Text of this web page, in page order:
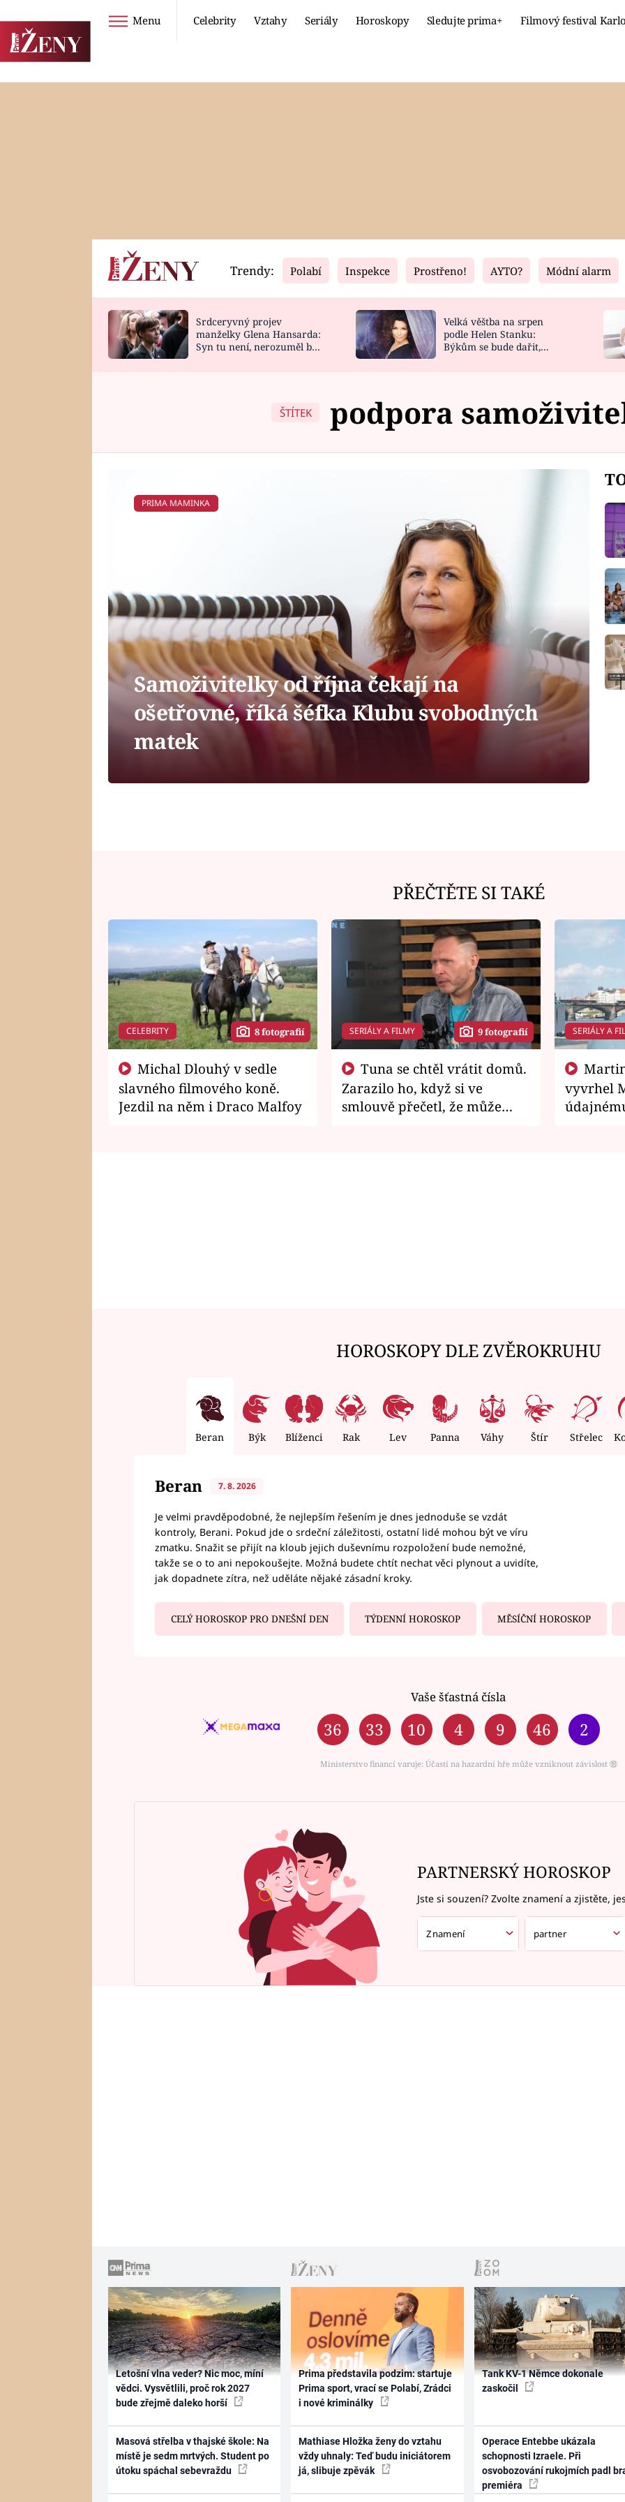
Menu Celebrity Vztahy Seriály Horoskopy Sledujte prima+ Filmový festival
Horoskopy
HOROSKOP NA
Video
CELEBRITY
VAŘENÍ
Fresh
NOVINKY
VIDEORECEPTY
Living
DESIGN
Trendy: Polabí Inspekce Prostřeno! AYTO? Módní alarm
Srdceryvný projev
manželky Glena Hansarda:
Syn tu není, nerozuměl by
Velká věštba na srpen
podle Helen Stanku:
Býkům se bude dařit,
ŠTÍTEK podpora
PRIMA MAMINKA
Samoživitelky od října čekají na
ošetřovné, říká šéfka Klubu svobodných
matek
PŘEČTĚTE SI TAKÉ
CELEBRITY 8 fotografií
slavného filmového koně.
Jezdil na něm i Draco Malfoy
SERIÁLY A FILMY 9 fotografií
Zarazilo ho, když si ve
smlouvě přečetl, že může
SERIÁLY A
vyvrhel
HOROSKOPY DLE ZVĚROKRUHU
Beran Býk Blíženci Rak Lev Panna Váhy Štír Střelec
Beran 7. 8. 2026
Je velmi pravděpodobné, že nejlepším řešením je dnes jednoduše se vzdát
kontroly, Berani. Pokud jde o srdeční záležitosti, ostatní lidé mohou být ve víru
zmatku. Snažit se přijít na kloub jejich duševnímu rozpoložení bude nemožné,
takže se o to ani nepokoušejte. Možná budete chtít nechat věci plynout a uvidíte,
jak dopadnete zítra, než uděláte nějaké zásadní kroky.
CELÝ HOROSKOP PRO DNEŠNÍ DEN TÝDENNÍ HOROSKOP MĚSÍČNÍ HOROSKOP
Vaše šťastná čísla
36 33 10 4 9 46 2
Ministerstvo financí varuje: Účastí na hazardní hře může vzniknout závislost ⑱
PARTNERSKÝ HOROSKOP
Jste si souzení? Zvolte znamení a zjistěte,
Letošní vlna veder? Nic moc, míní
vědci. Vysvětlili, proč rok 2027
bude zřejmě daleko horší
Masová střelba v thajské škole: Na
místě je sedm mrtvých. Student po
útoku spáchal sebevraždu
Prima představila podzim: startuje
Prima sport, vrací se Polabí, Zrádci
i nové kriminálky
Mathiase Hložka ženy do vztahu
vždy uhnaly: Teď budu iniciátorem
já, slibuje zpěvák
Tank KV-1 Němce dokonale
zaskočil
Operace Entebbe ukázala
schopnosti Izraele. Při
osvobozování rukojmích padl
premiéra